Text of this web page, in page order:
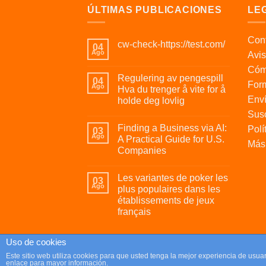
ÚLTIMAS PUBLICACIONES
04
Ago
cw-check-https://test.com/
04
Ago
Regulering av pengespill
Hva du trenger å vite for å
holde deg lovlig
03
Ago
Finding a Business via AI:
A Practical Guide for U.S.
Companies
03
Ago
Les variantes de poker les
plus populaires dans les
établissements de jeux
français
Copyright 2026 ©Parafrikis.com
Uso de cookies
Este sitio web utiliza cookies para que usted tenga la mejor experiencia de
enlace para mayor información.